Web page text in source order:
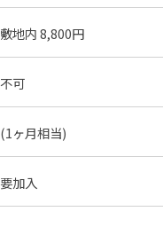
敷地内 8,800円
不可
(1ヶ月相当)
要加入